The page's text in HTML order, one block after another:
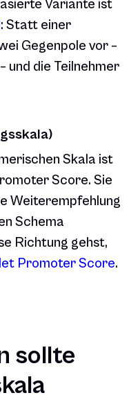
Variante ist
: Statt einer
Gegenpole vor –
und die Teilnehmer
Skala ist
Score. Sie
Weiterempfehlung
Schema
Richtung gehst,
Promoter Score.
sollte